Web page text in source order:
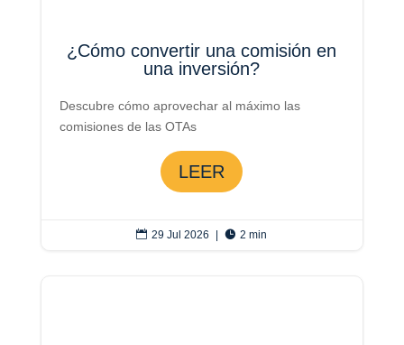
¿Cómo convertir una comisión en
una inversión?
Descubre cómo aprovechar al máximo las
comisiones de las OTAs
LEER
 29 Jul 2026  2 min